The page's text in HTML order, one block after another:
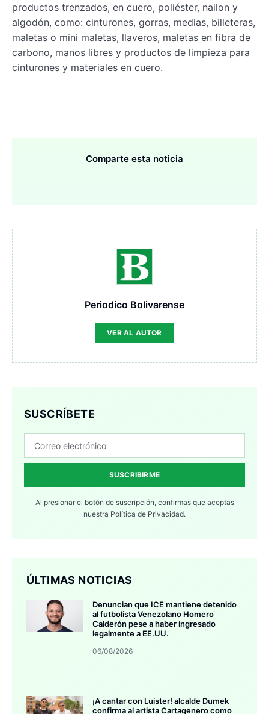
productos trenzados, en cuero, poliéster, nailon y
algodón, como: cinturones, gorras, medias, billeteras,
maletas o mini maletas, llaveros, maletas en fibra de
carbono, manos libres y productos de limpieza para
cinturones y materiales en cuero.
Comparte esta noticia
Periodico Bolivarense
VER AL AUTOR
SUSCRÍBETE
SUSCRIBIRME
Al presionar el botón de suscripción, confirmas que aceptas
nuestra Política de Privacidad.
ÚLTIMAS NOTICIAS
Denuncian que ICE mantiene detenido
al futbolista Venezolano Homero
Calderón pese a haber ingresado
legalmente a EE.UU.
06/08/2026
¡A cantar con Luister! alcalde Dumek
confirma al artista Cartagenero como